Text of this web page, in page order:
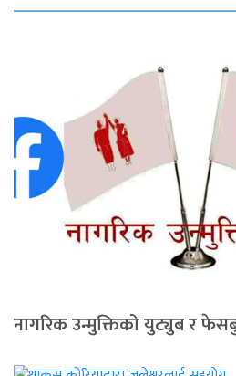
नागरिक उन्मुक्तिको युट्युब र